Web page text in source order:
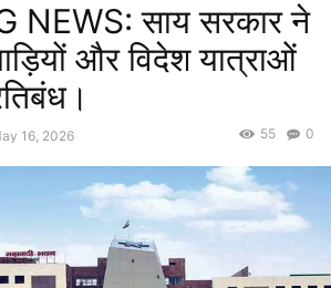
NEWS: साय सरकार ने
और विदेश यात्राओं
16, 2026 0
55